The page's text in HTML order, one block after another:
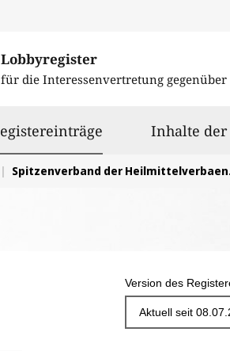
Lobbyregister
für die Interessenvertretung gegenüber
ausgewählt
Inhalte
Spitzenverband der Heilmittelverbaende (SHV) e.V.
Version des